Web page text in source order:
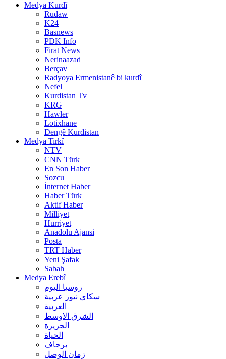
Medya Kurdî
Rudaw
K24
Basnews
PDK Info
Firat News
Nerinaazad
Berçav
Radyoya Ermenistanê bi kurdî
Nefel
Kurdistan Tv
KRG
Hawler
Lotixhane
Dengê Kurdistan
Medya Tirkî
NTV
CNN Türk
En Son Haber
Sozcu
İnternet Haber
Haber Türk
Aktif Haber
Milliyet
Hurriyet
Anadolu Ajansi
Posta
TRT Haber
Yeni Şafak
Sabah
Medya Erebî
روسیا الیوم
سكاي نيوز عربية
العربية
الشرق الاوسط
الجزيرة
الحیاة
برجاف
زمان الوصل